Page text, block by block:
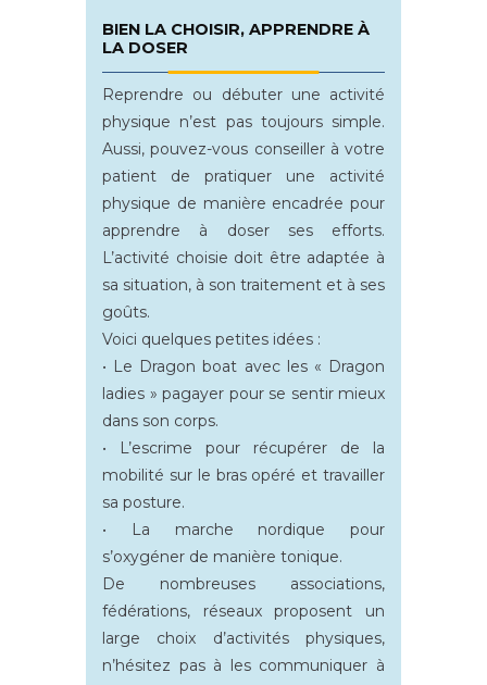
BIEN LA CHOISIR, APPRENDRE À
LA DOSER
Reprendre ou débuter une activité
physique n’est pas toujours simple.
Aussi, pouvez-vous conseiller à votre
patient de pratiquer une activité
physique de manière encadrée pour
apprendre à doser ses efforts.
L’activité choisie doit être adaptée à
sa situation, à son traitement et à ses
goûts.
Voici quelques petites idées :
• Le Dragon boat avec les « Dragon
ladies » pagayer pour se sentir mieux
dans son corps.
• L’escrime pour récupérer de la
mobilité sur le bras opéré et travailler
sa posture.
• La marche nordique pour
s’oxygéner de manière tonique.
De nombreuses associations,
fédérations, réseaux proposent un
large choix d’activités physiques,
n’hésitez pas à les communiquer à